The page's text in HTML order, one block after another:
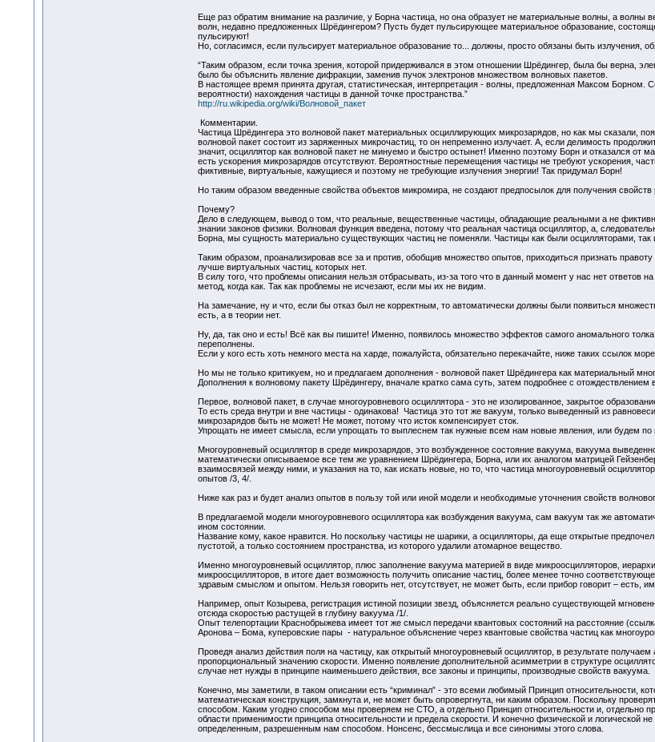
Еще раз обратим внимание на различие, у Борна частица, но она образует не материальные волны, а волны
волн, недавно предложенных Шрёдингером? Пусть будет пульсирующее материальное образование,
пульсируют!
Но, согласимся, если пульсирует материальное образование то... должны, просто обязаны быть излучения,
“Таким образом, если точка зрения, которой придерживался в этом отношении Шрёдингер, была бы верна,
было бы объяснить явление дифракции, заменив пучок электронов множеством волновых пакетов.
В настоящее время принята другая, статистическая, интерпретация - волны, предложенная Максом Борном.
вероятности) нахождения частицы в данной точке пространства.”
http://ru.wikipedia.org/wiki/Волновой_пакет
Комментарии.
Частица Шрёдингера это волновой пакет материальных осциллирующих микрозарядов, но как мы сказали,
волновой пакет состоит из заряженных микрочастиц, то он непременно излучает. А, если делимость
значит, осциллятор как волновой пакет не минуемо и быстро остынет! Именно поэтому Борн и отказался от
есть ускорения микрозарядов отсутствуют. Вероятностные перемещения частицы не требуют ускорения,
фиктивные, виртуальные, кажущиеся и поэтому не требующие излучения энергии! Так придумал Борн!
Но таким образом введенные свойства объектов микромира, не создают предпосылок для получения свойств
Почему?
Дело в следующем, вывод о том, что реальные, вещественные частицы, обладающие реальными а не
знании законов физики. Волновая функция введена, потому что реальная частица осциллятор, а,
Борна, мы сущность материально существующих частиц не поменяли. Частицы как были осцилляторами, так
Таким образом, проанализировав все за и против, обобщив множество опытов, приходиться признать
лучше виртуальных частиц, которых нет.
В силу того, что проблемы описания нельзя отбрасывать, из-за того что в данный момент у нас нет
метод, когда как. Так как проблемы не исчезают, если мы их не видим.
На замечание, ну и что, если бы отказ был не корректным, то автоматически должны были появиться
есть, а в теории нет.
Ну, да, так оно и есть! Всё как вы пишите! Именно, появилось множество эффектов самого аномального
переполнены.
Если у кого есть хоть немного места на харде, пожалуйста, обязательно перекачайте, ниже таких ссылок
Но мы не только критикуем, но и предлагаем дополнения - волновой пакет Шрёдингера как материальный
Дополнения к волновому пакету Шрёдингеру, вначале кратко сама суть, затем подробнее с
Первое, волновой пакет, в случае многоуровневого осциллятора - это не изолированное, закрытое
То есть среда внутри и вне частицы - одинакова! Частица это тот же вакуум, только выведенный из
микрозарядов быть не может! Не может, потому что исток компенсирует сток.
Упрощать не имеет смысла, если упрощать то выплеснем так нужные всем нам новые явления, или будем по
Многоуровневый осциллятор в среде микрозарядов, это возбужденное состояние вакуума, вакуума
математически описываемое все тем же уравнением Шрёдингера, Борна, или их аналогом матрицей
взаимосвязей между ними, и указания на то, как искать новые, но то, что частица многоуровневый
опытов /3, 4/.
Ниже как раз и будет анализ опытов в пользу той или иной модели и необходимые уточнения свойств
В предлагаемой модели многоуровневого осциллятора как возбуждения вакуума, сам вакуум так же
ином состоянии.
Название кому, какое нравится. Но поскольку частицы не шарики, а осцилляторы, да еще открытые
пустотой, а только состоянием пространства, из которого удалили атомарное вещество.
Именно многоуровневый осциллятор, плюс заполнение вакуума материей в виде микроосцилляторов,
микроосцилляторов, в итоге дает возможность получить описание частиц, более менее точно
здравым смыслом и опытом. Нельзя говорить нет, отсутствует, не может быть, если прибор говорит – есть,
Например, опыт Козырева, регистрация истиной позиции звезд, объясняется реально существующей
отсюда скоростью растущей в глубину вакуума /1/.
Опыт телепортации Краснобрыжева имеет тот же смысл передачи квантовых состояний на расстояние
Аронова – Бома, куперовские пары - натуральное объяснение через квантовые свойства частиц как
Проведя анализ действия поля на частицу, как открытый многоуровневый осциллятор, в результате
пропорциональный значению скорости. Именно появление дополнительной асимметрии в структуре
случае нет нужды в принципе наименьшего действия, все законы и принципы, производные свойств вакуума.
Конечно, мы заметили, в таком описании есть “криминал” - это всеми любимый Принцип относительности,
математическая конструкция, замкнута и, не может быть опровергнута, ни каким образом. Поскольку
способом. Каким угодно способом мы проверяем не СТО, а отдельно Принцип относительности и, отдельно
области применимости принципа относительности и предела скорости. И конечно физической и логической
определенным, разрешенным нам способом. Нонсенс, бессмыслица и все синонимы этого слова.